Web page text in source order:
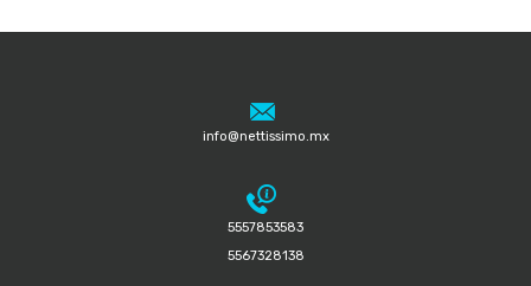
info@nettissimo.mx
5557853583
5567328138